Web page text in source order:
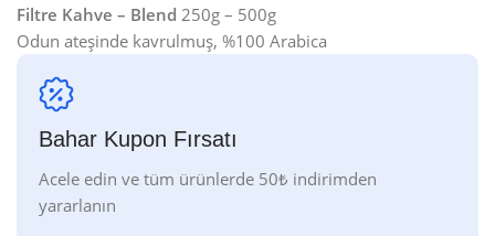
Filtre Kahve – Blend 250g – 500g
Odun ateşinde kavrulmuş, %100 Arabica
Bahar Kupon Fırsatı
Acele edin ve tüm ürünlerde 50₺ indirimden
yararlanın